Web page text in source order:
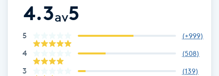
Face framing
Faceliftmassage
4.3av5
5 (+999)
4 (508)
3 (139)